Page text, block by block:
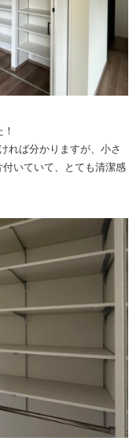
れば分かりますが、小さ
いていて、とても清潔感